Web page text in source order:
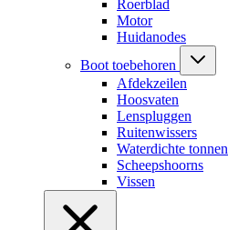
Roerblad
Motor
Huidanodes
Boot toebehoren
Afdekzeilen
Hoosvaten
Lenspluggen
Ruitenwissers
Waterdichte tonnen
Scheepshoorns
Vissen